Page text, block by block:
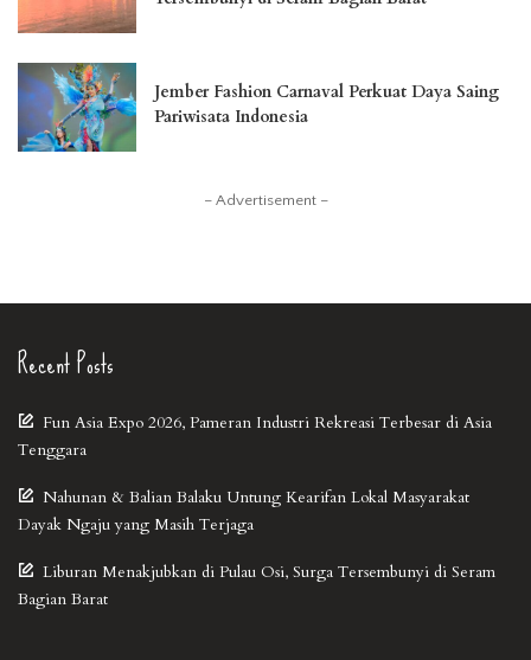
Jember Fashion Carnaval Perkuat Daya Saing
Pariwisata Indonesia
– Advertisement –
Recent Posts
Fun Asia Expo 2026, Pameran Industri Rekreasi Terbesar di Asia
Tenggara
Nahunan & Balian Balaku Untung Kearifan Lokal Masyarakat
Dayak Ngaju yang Masih Terjaga
Liburan Menakjubkan di Pulau Osi, Surga Tersembunyi di Seram
Bagian Barat